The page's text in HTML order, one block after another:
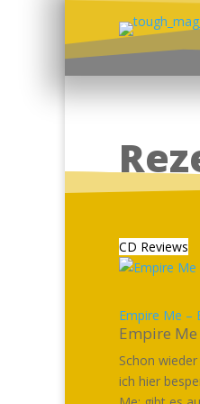
CD Reviews
Empire Me –
Empire
Schon
ich hier